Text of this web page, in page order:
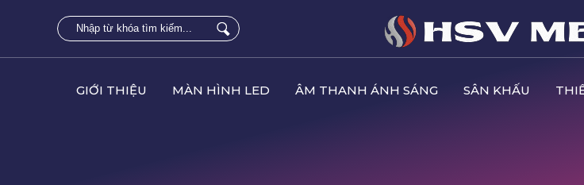
GIỚI THIỆU MÀN HÌNH LED ÂM THANH ÁNH SÁNG SÂN KHẤU